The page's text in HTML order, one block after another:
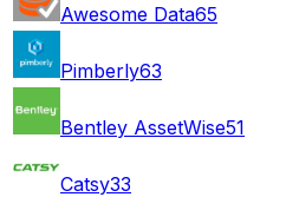
Awesome Data65
Pimberly63
Bentley AssetWise51
Catsy33